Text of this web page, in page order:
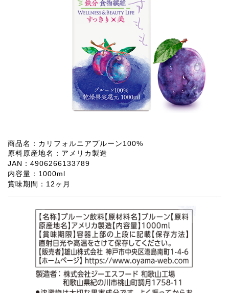
商品名：カリフォルニアプルーン100%
原料原産地名：アメリカ製造
JAN：4906266133789
内容量：1000ml
賞味期間：12ヶ月